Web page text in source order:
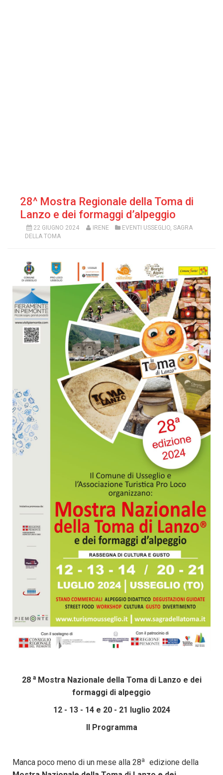
28^ Mostra Regionale della Toma di
Lanzo e dei formaggi d’alpeggio
22 GIUGNO 2024 IRENE EVENTI USSEGLIO ,SAGRA
DELLA TOMA
28 aMostra Nazionale della Toma di Lanzo e dei
formaggi di alpeggio
12 - 13 - 14 e 20 - 21 luglio 2024
Il Programma
Manca poco meno di un mese alla 28a edizione della